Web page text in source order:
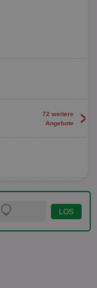
72 weitere
Angebote
>